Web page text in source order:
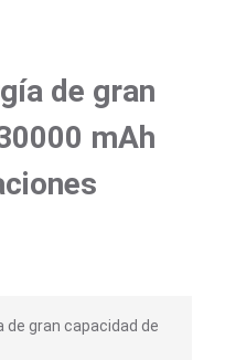
de gran
mAh
de gran capacidad de